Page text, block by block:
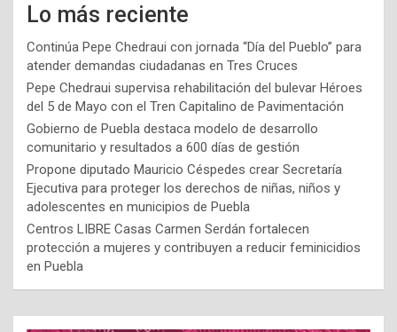
Lo más reciente
Continúa Pepe Chedraui con jornada “Día del Pueblo” para
atender demandas ciudadanas en Tres Cruces
Pepe Chedraui supervisa rehabilitación del bulevar Héroes
del 5 de Mayo con el Tren Capitalino de Pavimentación
Gobierno de Puebla destaca modelo de desarrollo
comunitario y resultados a 600 días de gestión
Propone diputado Mauricio Céspedes crear Secretaría
Ejecutiva para proteger los derechos de niñas, niños y
adolescentes en municipios de Puebla
Centros LIBRE Casas Carmen Serdán fortalecen
protección a mujeres y contribuyen a reducir feminicidios
en Puebla